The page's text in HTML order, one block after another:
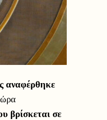
αναφέρθηκε
βρίσκεται σε